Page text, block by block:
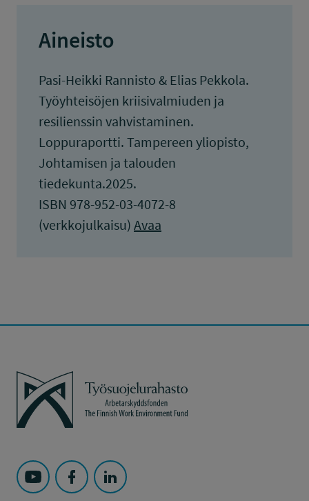
Aineisto
Pasi-Heikki Rannisto & Elias Pekkola.
Työyhteisöjen kriisivalmiuden ja
resilienssin vahvistaminen.
Loppuraportti. Tampereen yliopisto,
Johtamisen ja talouden
tiedekunta.2025.
ISBN 978-952-03-4072-8
(verkkojulkaisu) Avaa
Työsuojelurahasto
Seuraa Työsuojelurahasto kohteessa: YouTube
Seuraa Työsuojelurahasto kohteessa:
Seuraa Työsuojelurahasto kohteessa: